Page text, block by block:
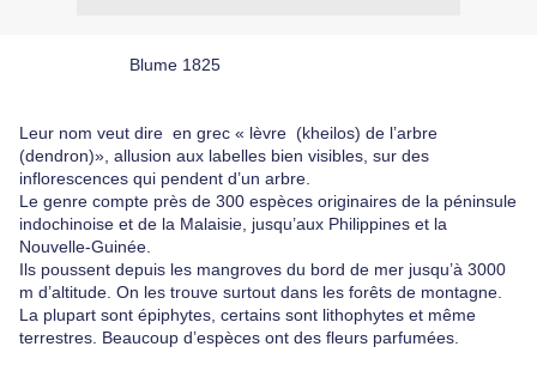
Blume 1825
Leur nom veut dire en grec « lèvre (kheilos) de l’arbre
(dendron)», allusion aux labelles bien visibles, sur des
inflorescences qui pendent d’un arbre.
Le genre compte près de 300 espèces originaires de la péninsule
indochinoise et de la Malaisie, jusqu’aux Philippines et la
Nouvelle-Guinée.
Ils poussent depuis les mangroves du bord de mer jusqu’à 3000
m d’altitude. On les trouve surtout dans les forêts de montagne.
La plupart sont épiphytes, certains sont lithophytes et même
terrestres. Beaucoup d’espèces ont des fleurs parfumées.